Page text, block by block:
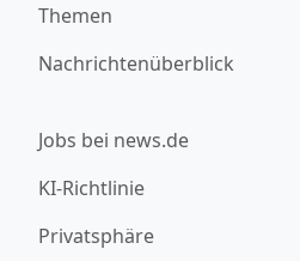
Themen
Nachrichtenüberblick
Jobs bei news.de
KI-Richtlinie
Privatsphäre